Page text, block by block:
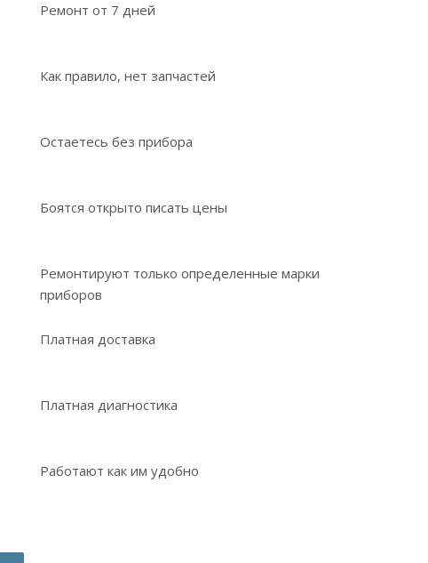
Ремонт от 7 дней
Как правило, нет запчастей
Остаетесь без прибора
Боятся открыто писать цены
Ремонтируют только определенные марки
приборов
Платная доставка
Платная диагностика
Работают как им удобно